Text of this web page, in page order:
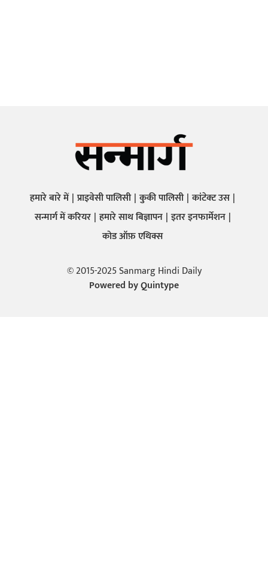
हमारे बारे में प्राइवेसी पालिसी कुकी पालिसी कांटेक्ट उस
सन्मार्ग में करियर हमारे साथ बिज्ञापन इतर इनफार्मेशन
कोड ऑफ़ एथिक्स
© 2015-2025 Sanmarg Hindi Daily
Powered byQuintype